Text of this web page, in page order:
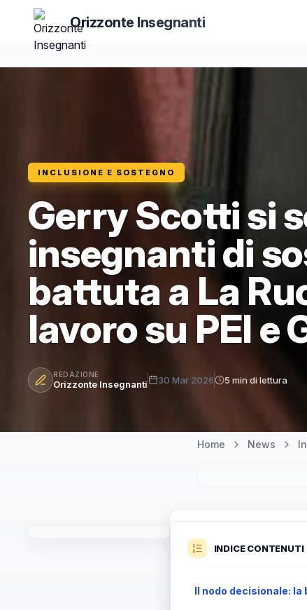
Orizzonte Insegnanti
INCLUSIONE E SOSTEGNO
Gerry Scotti si
insegnanti di
battuta a La
lavoro su PEI e
REDAZIONE
Orizzonte Insegnanti 30 Mar 2026 5 min di lettura
Home News
INDICE CONTENUTI
Il nodo decisionale: